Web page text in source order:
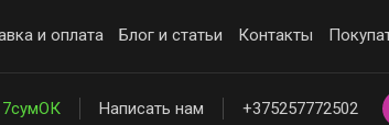
и оплата Блог и статьи Контакты
7сумОК Написать нам +375257772502